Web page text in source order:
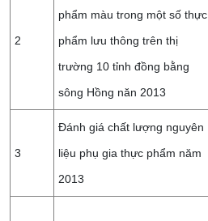
2
phẩm màu trong một số thực
phẩm lưu thông trên thị
trường 10 tỉnh đồng bằng
sông Hồng năn 2013
3
Đánh giá chất lượng nguyên
liệu phụ gia thực phẩm năm
2013